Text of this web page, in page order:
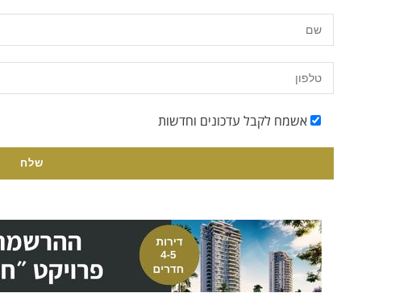
אשמח לקבל עדכונים וחדשות